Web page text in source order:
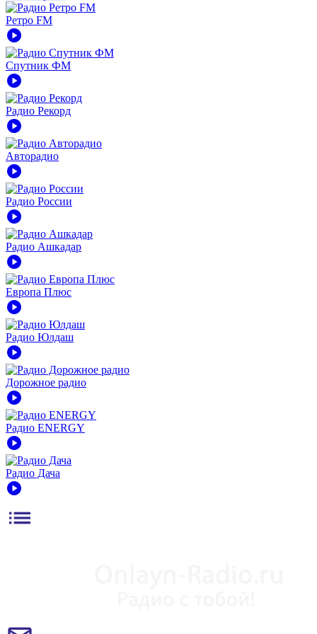
Ретро FM
play_circle
Спутник ФМ
play_circle
Радио Рекорд
play_circle
Авторадио
play_circle
Радио России
play_circle
Радио Ашкадар
play_circle
Европа Плюс
play_circle
Радио Юлдаш
play_circle
Дорожное радио
play_circle
Радио ENERGY
play_circle
Радио Дача
play_circle
list